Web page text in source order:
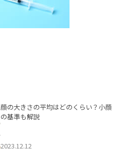
顔の大きさの平均はどのくらい？小顔
の基準も解説
2023.12.12